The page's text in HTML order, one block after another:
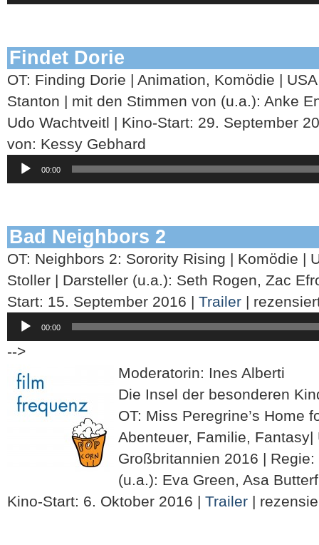
Findet Dorie
OT: Finding Dorie | Animation, Komödie |
Stanton | mit den Stimmen von (u.a.): Anke
Udo Wachtveitl | Kino-Start: 29. September
von: Kessy Gebhard
Player
00:00
Bad Neighbors 2
OT: Neighbors 2: Sorority Rising | Komödie |
Stoller | Darsteller (u.a.): Seth Rogen, Zac
Start: 15. September 2016 | Trailer |
Player
00:00
-->
Moderatorin: Ines Alberti
Die Insel der besonderen
OT: Miss Peregrine’s Home
Abenteuer, Familie, Fantasy|
Großbritannien 2016 |
(u.a.): Eva Green, Asa
Kino-Start: 6. Oktober 2016 | Trailer |